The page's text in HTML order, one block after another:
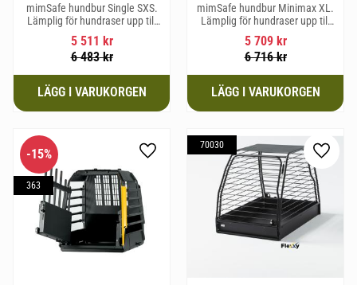
mimSafe hundbur Single SXS.
Lämplig för hundraser upp till
52 cm i mankhöjd.
5 511 kr
6 483kr
mimSafe hundbur Minimax XL.
Lämplig för hundraser upp till
38 cm i mankhöjd.
5 709kr
6 716kr
15%
363
Lägg till i favoriter
70030
Lägg